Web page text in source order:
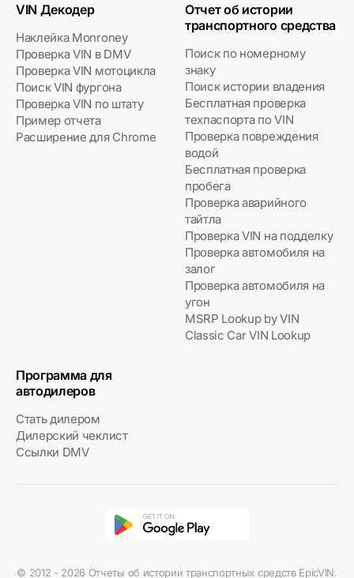
VIN Декодер
Наклейка Monroney
Проверка VIN в DMV
Проверка VIN мотоцикла
Поиск VIN фургона
Проверка VIN по штату
Пример отчета
Расширение для Chrome
Отчет об истории
транспортного средства
Поиск по номерному
знаку
Поиск истории владения
Бесплатная проверка
техпаспорта по VIN
Проверка повреждения
водой
Бесплатная проверка
пробега
Проверка аварийного
тайтла
Проверка VIN на подделку
Проверка автомобиля на
залог
Проверка автомобиля на
угон
MSRP Lookup by VIN
Classic Car VIN Lookup
Программа для
автодилеров
Стать дилером
Дилерский чеклист
Ссылки DMV
© 2012 - 2026 Отчеты об истории транспортных средств EpicVIN.